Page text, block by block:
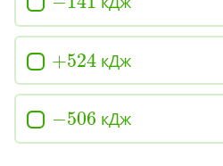
+524 кДж
−506 кДж